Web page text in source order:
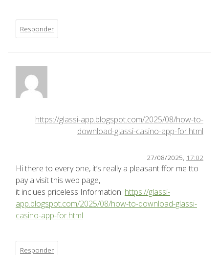
Responder
https://glassi-app.blogspot.com/2025/08/how-to-
download-glassi-casino-app-for.html
27/08/2025, 17:02
Hi there to every one, it’s really a pleasant ffor me tto
pay a visit this web page,
it inclues priceless Information. https://glassi-
app.blogspot.com/2025/08/how-to-download-glassi-
casino-app-for.html
Responder